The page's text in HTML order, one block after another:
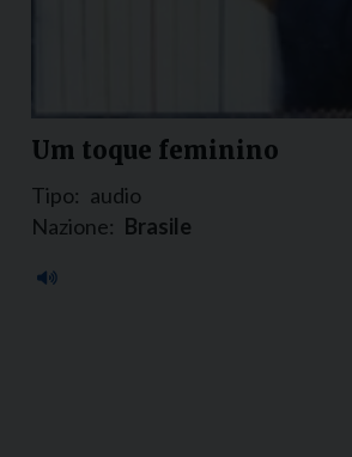
Um toque feminino
Tipo: audio
Nazione: Brasile